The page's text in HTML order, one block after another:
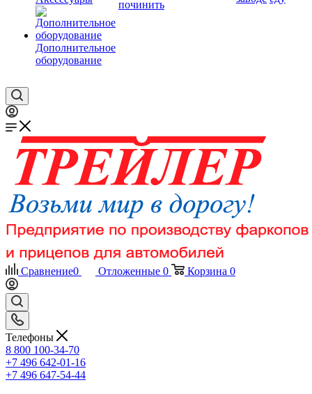
Дополнительное
оборудование
починить
Сравнение0 Отложенные 0 Корзина 0
Телефоны
8 800 100-34-70
+7 496 642-01-16
+7 496 647-54-44